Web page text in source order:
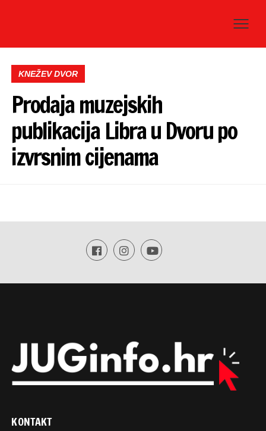
KNEŽEV DVOR
Prodaja muzejskih
publikacija Libra u Dvoru po
izvrsnim cijenama
KONTAKT